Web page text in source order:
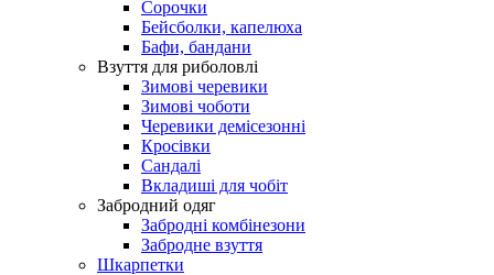
Сорочки
Бейсболки, капелюха
Бафи, бандани
Взуття для риболовлі
Зимові черевики
Зимові чоботи
Черевики демісезонні
Кросівки
Сандалі
Вкладиші для чобіт
Забродний одяг
Забродні комбінезони
Забродне взуття
Шкарпетки